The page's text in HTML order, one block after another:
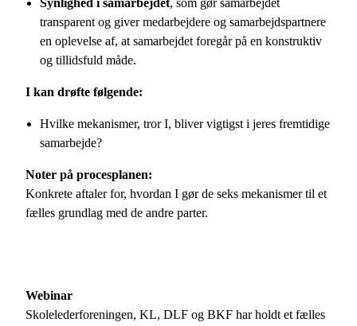
Synlighed i samarbejdet, som gør samarbejdet
transparent og giver medarbejdere og samarbejdspartnere
en oplevelse af, at samarbejdet foregår på en konstruktiv
og tillidsfuld måde.
I kan drøfte følgende:
Hvilke mekanismer, tror I, bliver vigtigst i jeres fremtidige
samarbejde?
Noter på procesplanen:
Konkrete aftaler for, hvordan I gør de seks mekanismer til et
fælles grundlag med de andre parter.
Webinar
Skolelederforeningen, KL, DLF og BKF har holdt et fælles